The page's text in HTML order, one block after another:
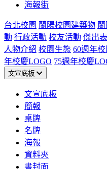
海報街
台北校園 蘭陽校園建築物
動 行政活動 校友活動 傑出
人物介紹 校園生態 60週年
年校慶LOGO 75週年校慶
文宣底板
文宣底板
簡報
桌牌
名牌
海報
資料夾
書封面